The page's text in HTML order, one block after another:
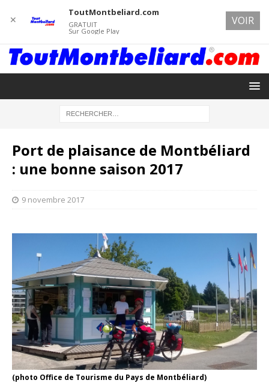
Port de plaisance de Montbéliard
: une bonne saison 2017
9 novembre 2017
(photo Office de Tourisme du Pays de Montbéliard)
✕
ToutMontbeliard.com
GRATUIT
Sur Google Play
VOIR